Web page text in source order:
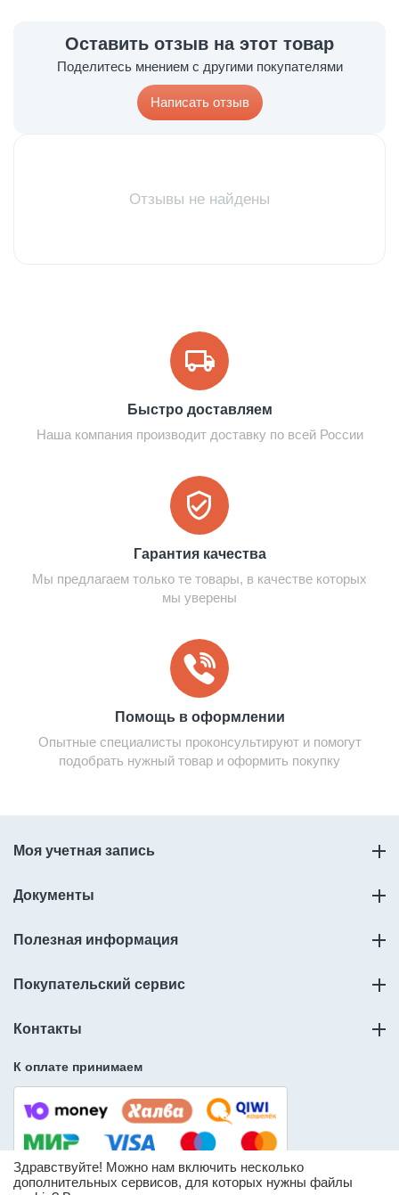
Оставить отзыв на этот товар
Поделитесь мнением с другими покупателями
Написать отзыв
Отзывы не найдены
Быстро доставляем
Наша компания производит доставку по всей России
Гарантия качества
Мы предлагаем только те товары, в качестве которых
мы уверены
Помощь в оформлении
Опытные специалисты проконсультируют и помогут
подобрать нужный товар и оформить покупку
Моя учетная запись
Документы
Полезная информация
Покупательский сервис
Контакты
К оплате принимаем
Здравствуйте! Можно нам включить несколько
дополнительных сервисов, для которых нужны файлы